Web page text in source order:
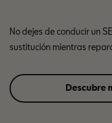
No dejes de conducir un
sustitución mientras
Descubre